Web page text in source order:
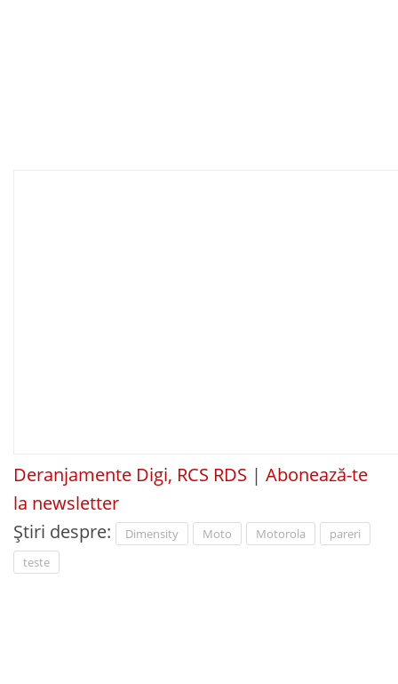
Deranjamente Digi, RCS RDS | Abonează-te
la newsletter
Știri despre:
Dimensity Moto Motorola
pareri
teste